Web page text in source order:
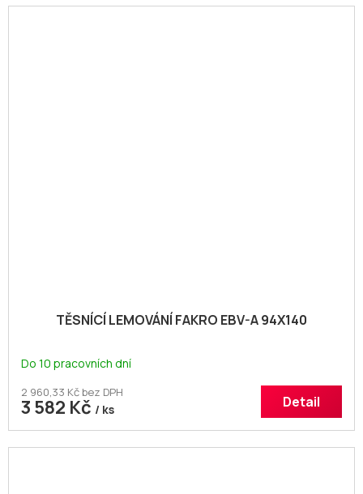
TĚSNÍCÍ LEMOVÁNÍ FAKRO EBV-A 94X140
Do 10 pracovních dní
2 960,33 Kč bez DPH
3 582 Kč / ks Detail